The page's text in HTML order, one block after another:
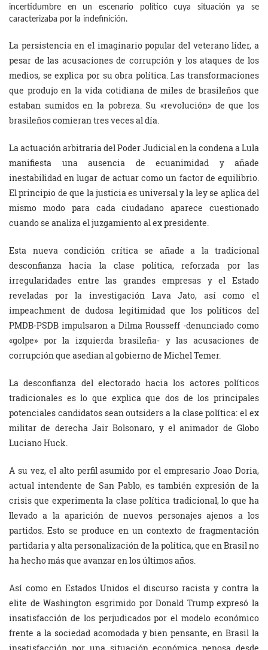
incertidumbre en un escenario político cuya situación ya se
caracterizaba por la indefinición.
La persistencia en el imaginario popular del veterano líder, a
pesar de las acusaciones de corrupción y los ataques de los
medios, se explica por su obra política. Las transformaciones
que produjo en la vida cotidiana de miles de brasileños que
estaban sumidos en la pobreza. Su «revolución» de que los
brasileños comieran tres veces al día.
La actuación arbitraria del Poder Judicial en la condena a Lula
manifiesta una ausencia de ecuanimidad y añade
inestabilidad en lugar de actuar como un factor de equilibrio.
El principio de que la justicia es universal y la ley se aplica del
mismo modo para cada ciudadano aparece cuestionado
cuando se analiza el juzgamiento al ex presidente.
Esta nueva condición crítica se añade a la tradicional
desconfianza hacia la clase política, reforzada por las
irregularidades entre las grandes empresas y el Estado
reveladas por la investigación Lava Jato, así como el
impeachment de dudosa legitimidad que los políticos del
PMDB-PSDB impulsaron a Dilma Rousseff -denunciado como
«golpe» por la izquierda brasileña- y las acusaciones de
corrupción que asedian al gobierno de Michel Temer.
La desconfianza del electorado hacia los actores políticos
tradicionales es lo que explica que dos de los principales
potenciales candidatos sean outsiders a la clase política: el ex
militar de derecha Jair Bolsonaro, y el animador de Globo
Luciano Huck.
A su vez, el alto perfil asumido por el empresario Joao Doria,
actual intendente de San Pablo, es también expresión de la
crisis que experimenta la clase política tradicional, lo que ha
llevado a la aparición de nuevos personajes ajenos a los
partidos. Esto se produce en un contexto de fragmentación
partidaria y alta personalización de la política, que en Brasil no
ha hecho más que avanzar en los últimos años.
Así como en Estados Unidos el discurso racista y contra la
elite de Washington esgrimido por Donald Trump expresó la
insatisfacción de los perjudicados por el modelo económico
frente a la sociedad acomodada y bien pensante, en Brasil la